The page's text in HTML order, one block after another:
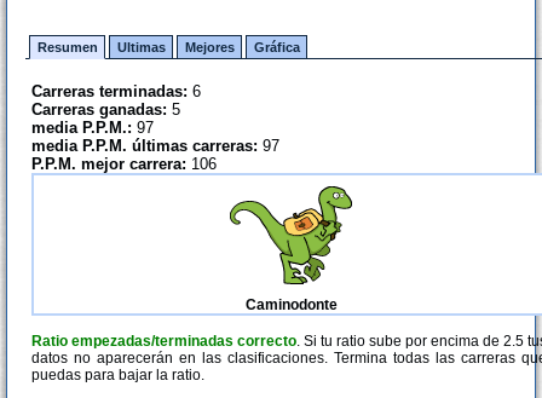
Resumen Ultimas Mejores Gráfica
Carreras terminadas: 6
Carreras ganadas: 5
media P.P.M.: 97
media P.P.M. últimas carreras: 97
P.P.M. mejor carrera: 106
Caminodonte
Ratio empezadas/terminadas correcto. Si tu ratio sube por encima de 2.5
datos no aparecerán en las clasificaciones. Termina todas las carreras
puedas para bajar la ratio.